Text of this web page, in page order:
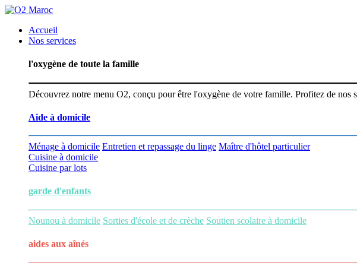
Accueil
Nos services
l'oxygène de toute la famille
Découvrez notre menu O2, conçu pour être l'oxygène de votre famille. Profitez de
Aide à domicile
Ménage à domicile Entretien et repassage du linge Maître d'hôtel particulier
Cuisine à domicile
Cuisine par lots
garde d'enfants
Nounou à domicile Sorties d'école et de crèche Soutien scolaire à domicile
aides aux aînés